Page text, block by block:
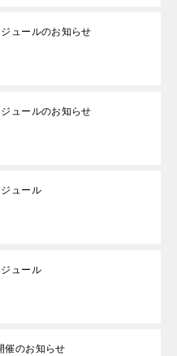
ュールのお知らせ
ュールのお知らせ
ュール
ュール
催のお知らせ